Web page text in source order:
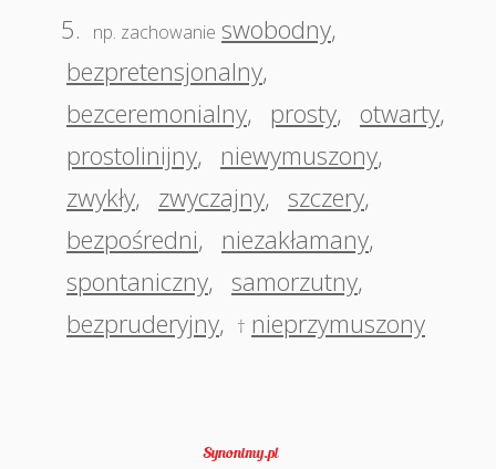
5. np. zachowanie swobodny,
bezpretensjonalny,
bezceremonialny, prosty, otwarty,
prostolinijny, niewymuszony,
zwykły, zwyczajny, szczery,
bezpośredni, niezakłamany,
spontaniczny, samorzutny,
bezpruderyjny, † nieprzymuszony